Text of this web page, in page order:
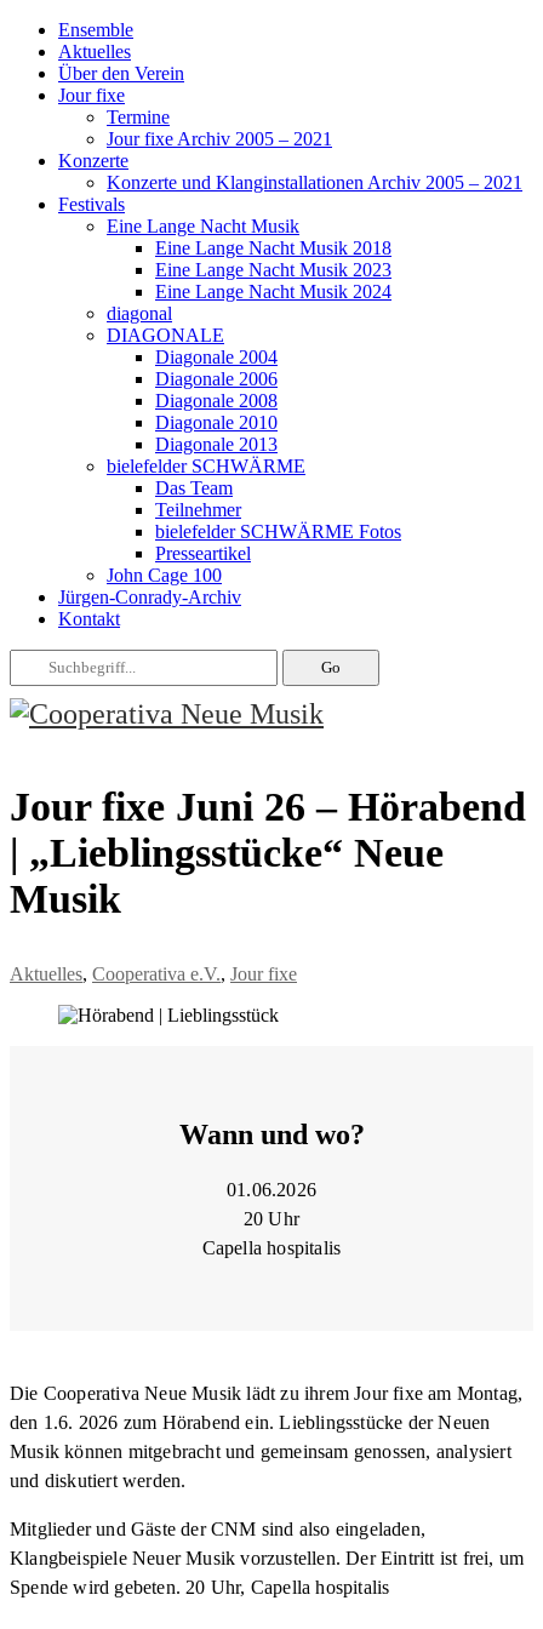
Ensemble
Aktuelles
Über den Verein
Jour fixe
Termine
Jour fixe Archiv 2005 – 2021
Konzerte
Konzerte und Klanginstallationen Archiv 2005 – 2021
Festivals
Eine Lange Nacht Musik
Eine Lange Nacht Musik 2018
Eine Lange Nacht Musik 2023
Eine Lange Nacht Musik 2024
diagonal
DIAGONALE
Diagonale 2004
Diagonale 2006
Diagonale 2008
Diagonale 2010
Diagonale 2013
bielefelder SCHWÄRME
Das Team
Teilnehmer
bielefelder SCHWÄRME Fotos
Presseartikel
John Cage 100
Jürgen-Conrady-Archiv
Kontakt
Jour fixe Juni 26 – Hörabend
| „Lieblingsstücke“ Neue
Musik
Aktuelles, Cooperativa e.V., Jour fixe
Wann und wo?
01.06.2026
20 Uhr
Capella hospitalis
Die Cooperativa Neue Musik lädt zu ihrem Jour fixe am Montag,
den 1.6. 2026 zum Hörabend ein. Lieblingsstücke der Neuen
Musik können mitgebracht und gemeinsam genossen, analysiert
und diskutiert werden.
Mitglieder und Gäste der CNM sind also eingeladen,
Klangbeispiele Neuer Musik vorzustellen. Der Eintritt ist frei, um
Spende wird gebeten. 20 Uhr, Capella hospitalis